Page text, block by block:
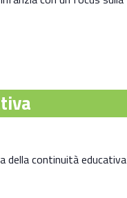
della continuità educativa